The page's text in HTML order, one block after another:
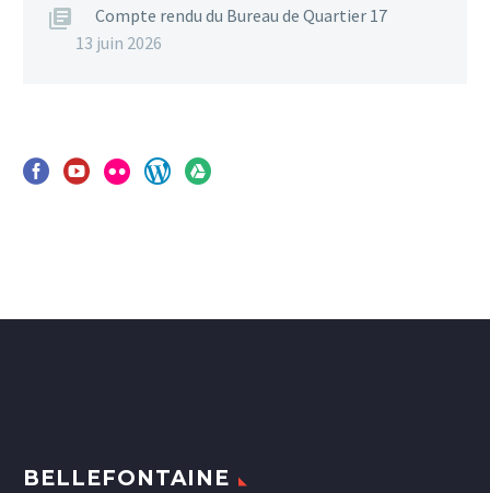
Compte rendu du Bureau de Quartier 17
13 juin 2026
BELLEFONTAINE